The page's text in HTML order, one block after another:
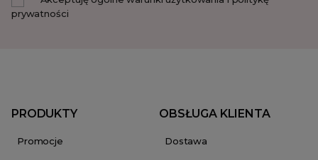
prywatności
PRODUKTY
Promocje
OBSŁUGA KLIENTA
Dostawa